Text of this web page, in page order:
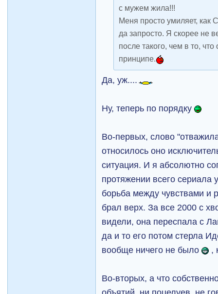
с мужем жила!!!
Меня просто умиляет, как
да запросто. Я скорее не
после такого, чем в то,
принципе.
Да, уж....
Ну, теперь по порядку
Во-первых, слово
относилось оно
ситуация. И я абсолютно
протяжении всего
борьба между чувствами и
брал верх. За все 2000 с
видели, она переспала с
да и то его потом стерла
вообще ничего не было
,
Во-вторых, а что